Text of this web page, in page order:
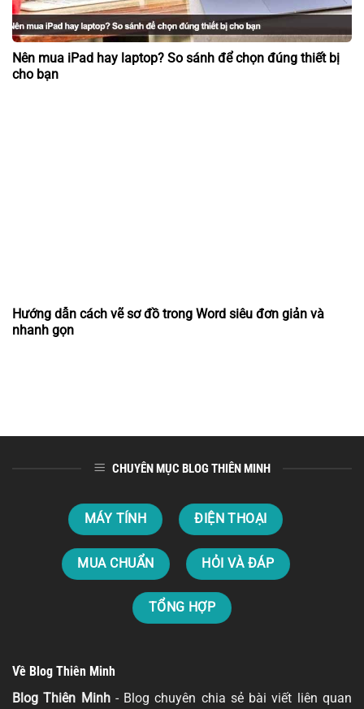
Nên mua iPad hay laptop? So sánh để chọn đúng thiết bị
cho bạn
Hướng dẫn cách vẽ sơ đồ trong Word siêu đơn giản và
nhanh gọn
CHUYÊN MỤC BLOG THIÊN MINH
MÁY TÍNH ĐIỆN THOẠI
MUA CHUẨN HỎI VÀ ĐÁP
TỔNG HỢP
Về Blog Thiên Minh
Blog Thiên Minh- Blog chuyên chia sẻ bài viết liên quan